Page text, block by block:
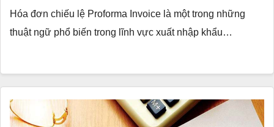
Hóa đơn chiếu lệ Proforma Invoice là một trong những
thuật ngữ phổ biến trong lĩnh vực xuất nhập khẩu…